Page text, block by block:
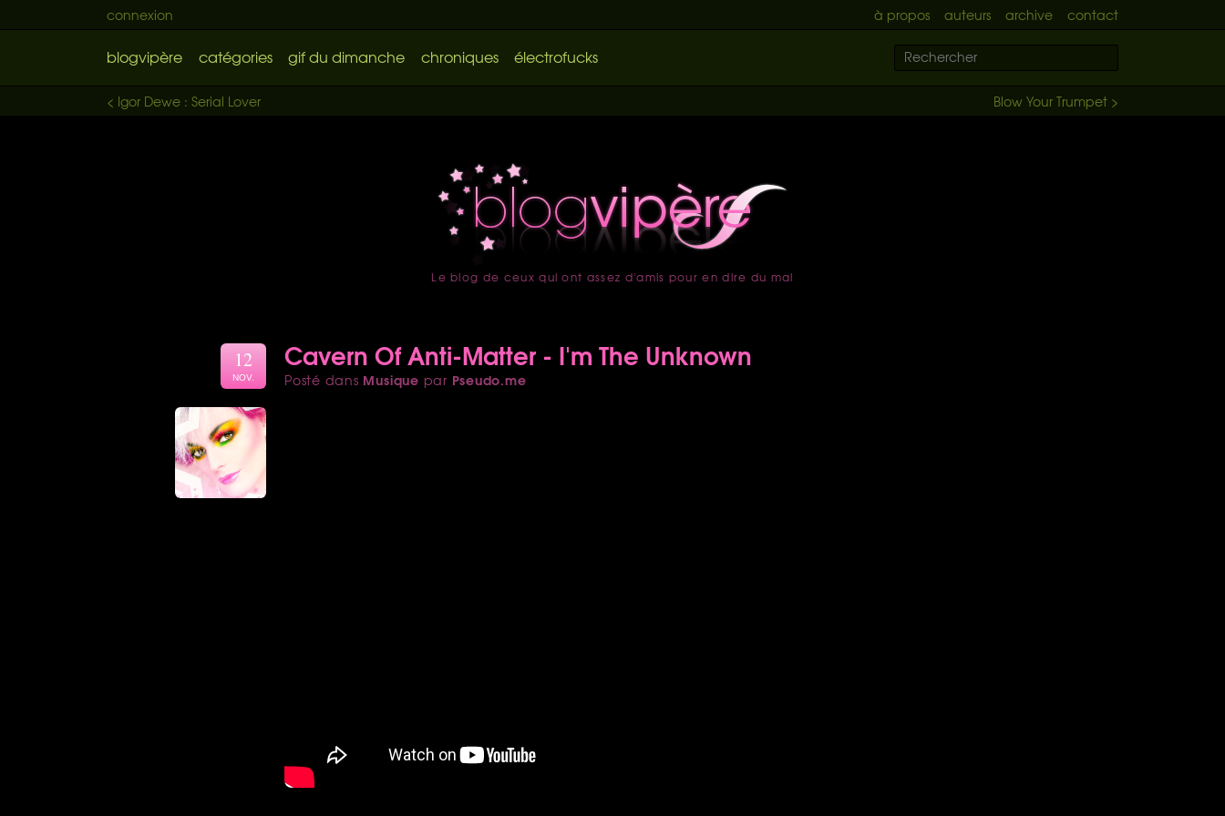
connexion à propos auteurs archive contact
blogvipère catégories gif du dimanche chroniques électrofucks
Blow Your Trumpet >
< Igor Dewe : Serial Lover
accueil
Le blog de ceux qui ont assez d'amis pour en dire du mal
Cavern Of Anti-Matter - I'm The Unknown
Posté dans Musique par Pseudo.me
12
NOV.